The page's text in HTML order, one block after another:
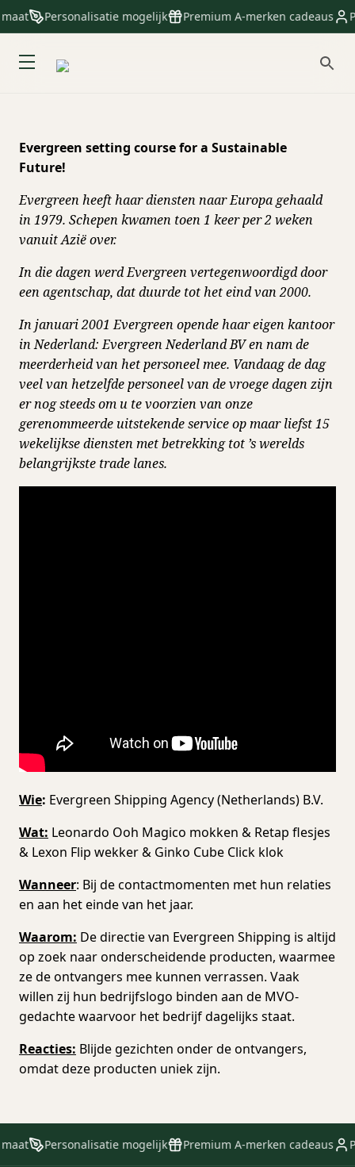
Personalisatie mogelijk Premium A-merken cadeaus
Evergreen setting course for a Sustainable
Future!
Evergreen heeft haar diensten naar Europa gehaald
in 1979. Schepen kwamen toen 1 keer per 2 weken
vanuit Azië over.
In die dagen werd Evergreen vertegenwoordigd door
een agentschap, dat duurde tot het eind van 2000.
In januari 2001 Evergreen opende haar eigen kantoor
in Nederland: Evergreen Nederland BV en nam de
meerderheid van het personeel mee. Vandaag de dag
veel van hetzelfde personeel van de vroege dagen zijn
er nog steeds om u te voorzien van onze
gerenommeerde uitstekende service op maar liefst 15
wekelijkse diensten met betrekking tot ’s werelds
belangrijkste trade lanes.
Wie: Evergreen Shipping Agency (Netherlands) B.V.
Wat: Leonardo Ooh Magico mokken & Retap flesjes
& Lexon Flip wekker & Ginko Cube Click klok
Wanneer: Bij de contactmomenten met hun relaties
en aan het einde van het jaar.
Waarom: De directie van Evergreen Shipping is altijd
op zoek naar onderscheidende producten, waarmee
ze de ontvangers mee kunnen verrassen. Vaak
willen zij hun bedrijfslogo binden aan de MVO-
gedachte waarvoor het bedrijf dagelijks staat.
Reacties: Blijde gezichten onder de ontvangers,
omdat deze producten uniek zijn.
Personalisatie mogelijk Premium A-merken cadeaus